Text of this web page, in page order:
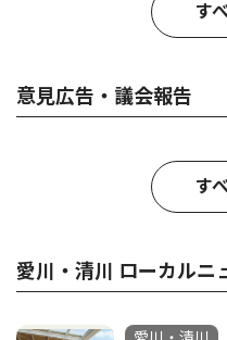
す
意見広告・議会報告
す
愛川・清川 ローカルニ